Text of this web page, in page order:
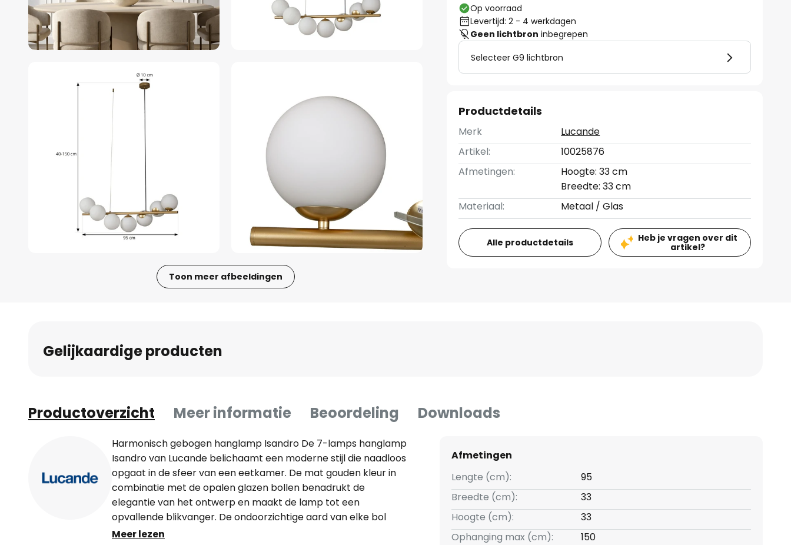
Toon meer afbeeldingen
van
Op voorraad
Levertijd: 2 - 4 werkdagen
Geen lichtbron inbegrepen
Selecteer G9 lichtbron
Productdetails
Merk
Lucande
Artikel:
10025876
Afmetingen:
Hoogte: 33 cm
Breedte: 33 cm
Materiaal:
Metaal / Glas
Alle productdetails
Heb je vragen over dit
artikel?
Gelijkaardige producten
Productoverzicht Meer informatie Beoordeling Downloads
Harmonisch gebogen hanglamp Isandro De 7-lamps hanglamp
Isandro van Lucande belichaamt een moderne stijl die naadloos
opgaat in de sfeer van een eetkamer. De mat gouden kleur in
combinatie met de opalen glazen bollen benadrukt de
elegantie van het ontwerp en maakt de lamp tot een
opvallende blikvanger. De ondoorzichtige aard van elke bol
verspreidt een diffuus, niet-verblindend licht dat ideaal is voor
Meer lezen
Afmetingen
Lengte (cm):
95
Breedte (cm):
33
Hoogte (cm):
33
Ophanging max (cm):
150